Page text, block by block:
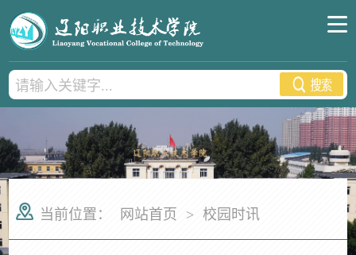
当前位置： 网站首页 > 校园时讯